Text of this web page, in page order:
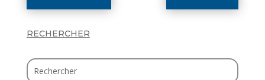
RECHERCHER